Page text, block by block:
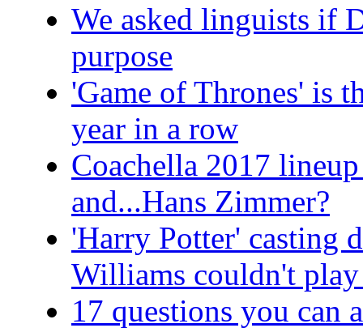
We asked linguists if
purpose
'Game of Thrones' is
year in a row
Coachella 2017
and...Hans Zimmer?
'Harry Potter' casting
Williams couldn't
17 questions you can